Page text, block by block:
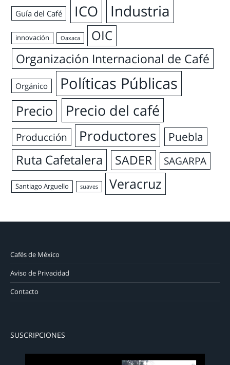
Guía del Café ICO Industria
innovación Oaxaca
OIC
Organización Internacional de Café
Orgánico Políticas Públicas
Precio Precio del café
Producción Productores Puebla
Ruta Cafetalera SADER SAGARPA
Santiago Arguello suaves Veracruz
Cafés de México
Aviso de Privacidad
Contacto
SUSCRIPCIONES